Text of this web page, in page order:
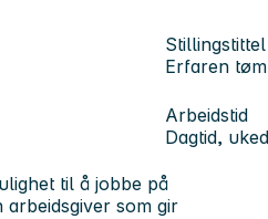
Stillingstittel
Erfaren
Arbeidstid
Dagtid,
til å jobbe på
som gir